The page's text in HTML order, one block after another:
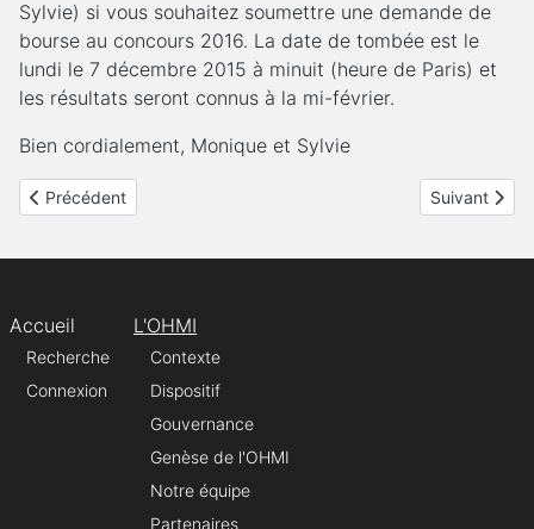
Sylvie) si vous souhaitez soumettre une demande de
bourse au concours 2016. La date de tombée est le
lundi le 7 décembre 2015 à minuit (heure de Paris) et
les résultats seront connus à la mi-février.
Bien cordialement, Monique et Sylvie
Article précédent : Appel à Projets de Recherche 2016
Précédent Article
Suivant
Accueil
Recherche
Connexion
L'OHMI
Contexte
Dispositif
Gouvernance
Genèse de l'OHMI
Notre équipe
Partenaires